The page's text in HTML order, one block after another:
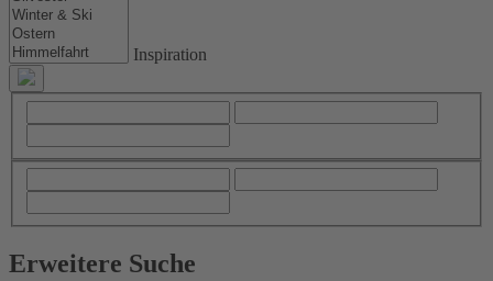
Inspiration
Erweitere Suche